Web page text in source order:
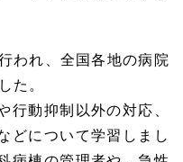
われ、全国各地の病院
た。
行動抑制以外の対応、
どについて学習しまし